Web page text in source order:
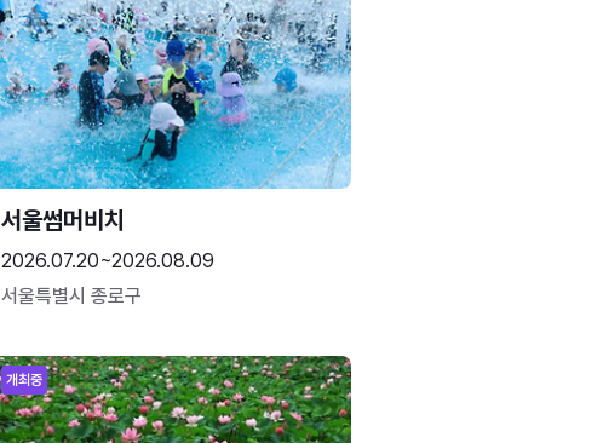
서울썸머비치
2026.07.20~2026.08.09
서울특별시 종로구
개최중